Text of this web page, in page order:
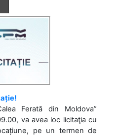
Ferată din Moldova”
va avea loc licitaţia cu
pe un termen de